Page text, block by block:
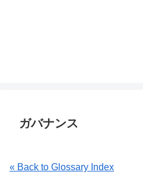
ガバナンス
« Back to Glossary Index